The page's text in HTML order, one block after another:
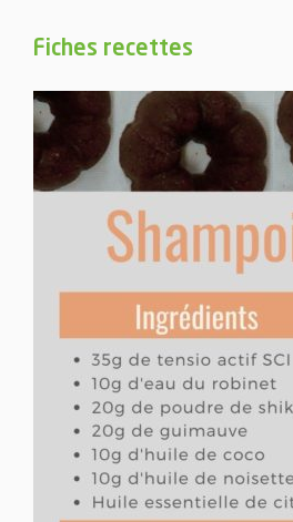
Fiches recettes